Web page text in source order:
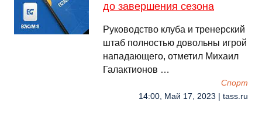
до завершения сезона
Руководство клуба и тренерский
штаб полностью довольны игрой
нападающего, отметил Михаил
Галактионов …
Спорт
14:00, Май 17, 2023 | tass.ru